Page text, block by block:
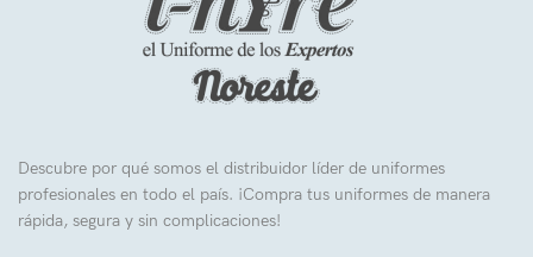
Descubre por qué somos el distribuidor líder de uniformes
profesionales en todo el país. ¡Compra tus uniformes de manera
rápida, segura y sin complicaciones!